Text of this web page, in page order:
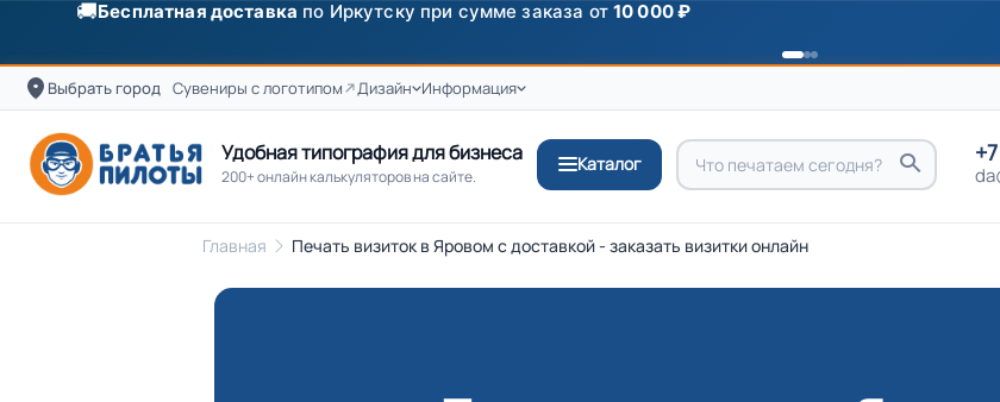
✨Скидка250 ₽на первый заказ от 3000 ₽ по промокоду ПРИВЕТ
Выбрать город Сувениры с логотипом Дизайн Информация
Удобная типография для бизнеса
200+ онлайн калькуляторов на сайте.
Каталог
Главная Печать визиток в Яровом с доставкой - заказать визитки онлайн